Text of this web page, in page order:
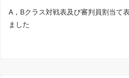
A，Bクラス対戦表及び審判員割当て
ました